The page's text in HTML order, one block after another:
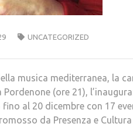
UNCATEGORIZED
musica mediterranea, la
(ore 21),
al 20 dicembre con 17
da Presenza e